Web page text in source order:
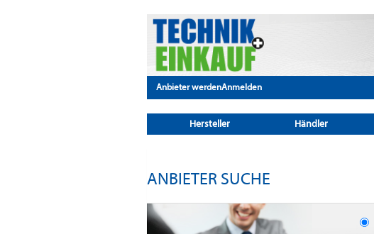
Anbieter werdenAnmelden
Hersteller Händler
ANBIETER SUCHE